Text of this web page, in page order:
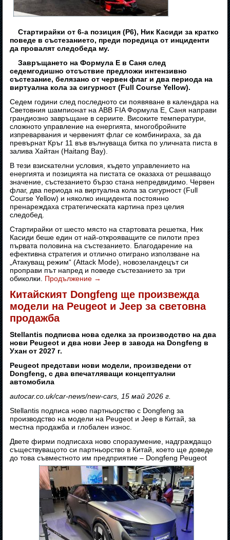
Стартирайки от 6-а позиция (P6), Ник Касиди за кратко
поведе в състезанието, преди поредица от инциденти
да провалят следобеда му.
Завръщането на Формула Е в Саня след
седемгодишно отсъствие предложи интензивно
състезание, белязано от червен флаг и два периода на
виртуална кола за сигурност (Full Course Yellow).
Седем години след последното си появяване в календара на
Световния шампионат на ABB FIA Формула Е, Саня направи
грандиозно завръщане в сериите. Високите температури,
сложното управление на енергията, многобройните
изпреварвания и червеният флаг се комбинираха, за да
превърнат Кръг 11 във вълнуваща битка по уличната писта в
залива Хайтан (Haitang Bay).
В тези взискателни условия, където управлението на
енергията и позицията на пистата се оказаха от решаващо
значение, състезанието бързо стана непредвидимо. Червен
флаг, два периода на виртуална кола за сигурност (Full
Course Yellow) и няколко инцидента постоянно
пренареждаха стратегическата картина през целия
следобед.
Стартирайки от шесто място на стартовата решетка, Ник
Касиди беше един от най-открояващите се пилоти през
първата половина на състезанието. Благодарение на
ефективна стратегия и отлично отиграно използване на
„Атакуващ режим“ (Attack Mode), новозеландецът си
проправи път напред и поведе състезанието за три
обиколки. Продължение →
Китайският Dongfeng ще произвежда
модели на Peugeot и Jeep за световна
продажба
Stellantis подписва нова сделка за производство на два
нови Peugeot и два нови Jeep в завода на Dongfeng в
Ухан от 2027 г.
Peugeot представи нови модели, произведени от
Dongfeng, с два впечатляващи концептуални
автомобила
autocar.co.uk/car-news/new-cars, 15 май 2026 г.
Stellantis подписа ново партньорство с Dongfeng за
производство на модели на Peugeot и Jeep в Китай, за
местна продажба и глобален износ.
Двете фирми подписаха ново споразумение, надграждащо
съществуващото си партньорство в Китай, което ще доведе
до това съвместното им предприятие – Dongfeng Peugeot